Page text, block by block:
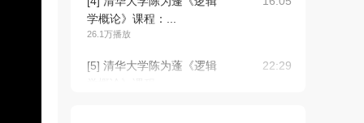
学概论》课程：...
26.1万播放
[5] 清华大学陈为蓬《逻辑
22:29